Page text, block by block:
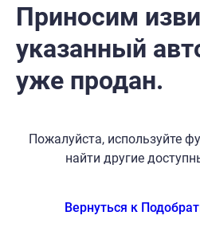
Приносим
указанный
уже продан.
Пожалуйста, используйте
найти другие
Вернуться к